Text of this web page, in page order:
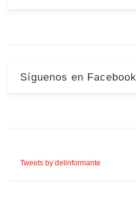
Síguenos en Facebook
Tweets by delinformante